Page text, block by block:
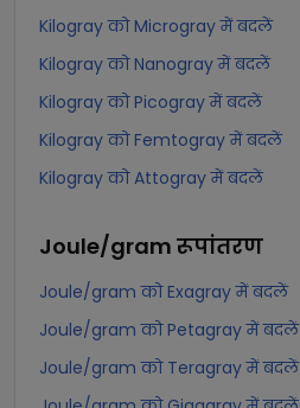
Kilogray को Microgray में बदलें
Kilogray को Nanogray में बदलें
Kilogray को Picogray में बदलें
Kilogray को Femtogray में बदलें
Kilogray को Attogray में बदलें
Joule/gram रूपांतरण
Joule/gram को Exagray में बदलें
Joule/gram को Petagray में बदलें
Joule/gram को Teragray में बदलें